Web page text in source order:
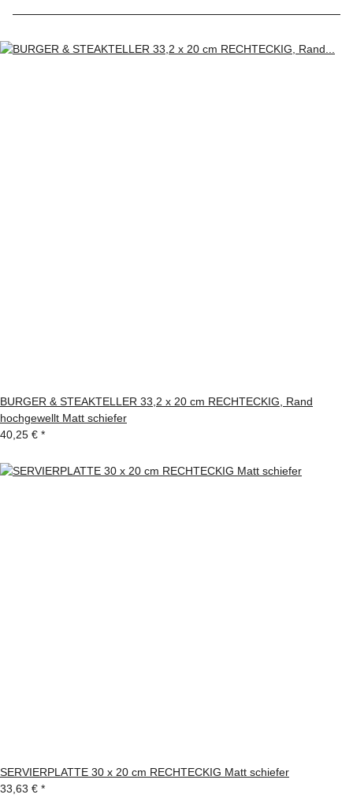
BURGER & STEAKTELLER 33,2 x 20 cm RECHTECKIG, Rand
hochgewellt Matt schiefer
40,25 € *
SERVIERPLATTE 30 x 20 cm RECHTECKIG Matt schiefer
33,63 € *